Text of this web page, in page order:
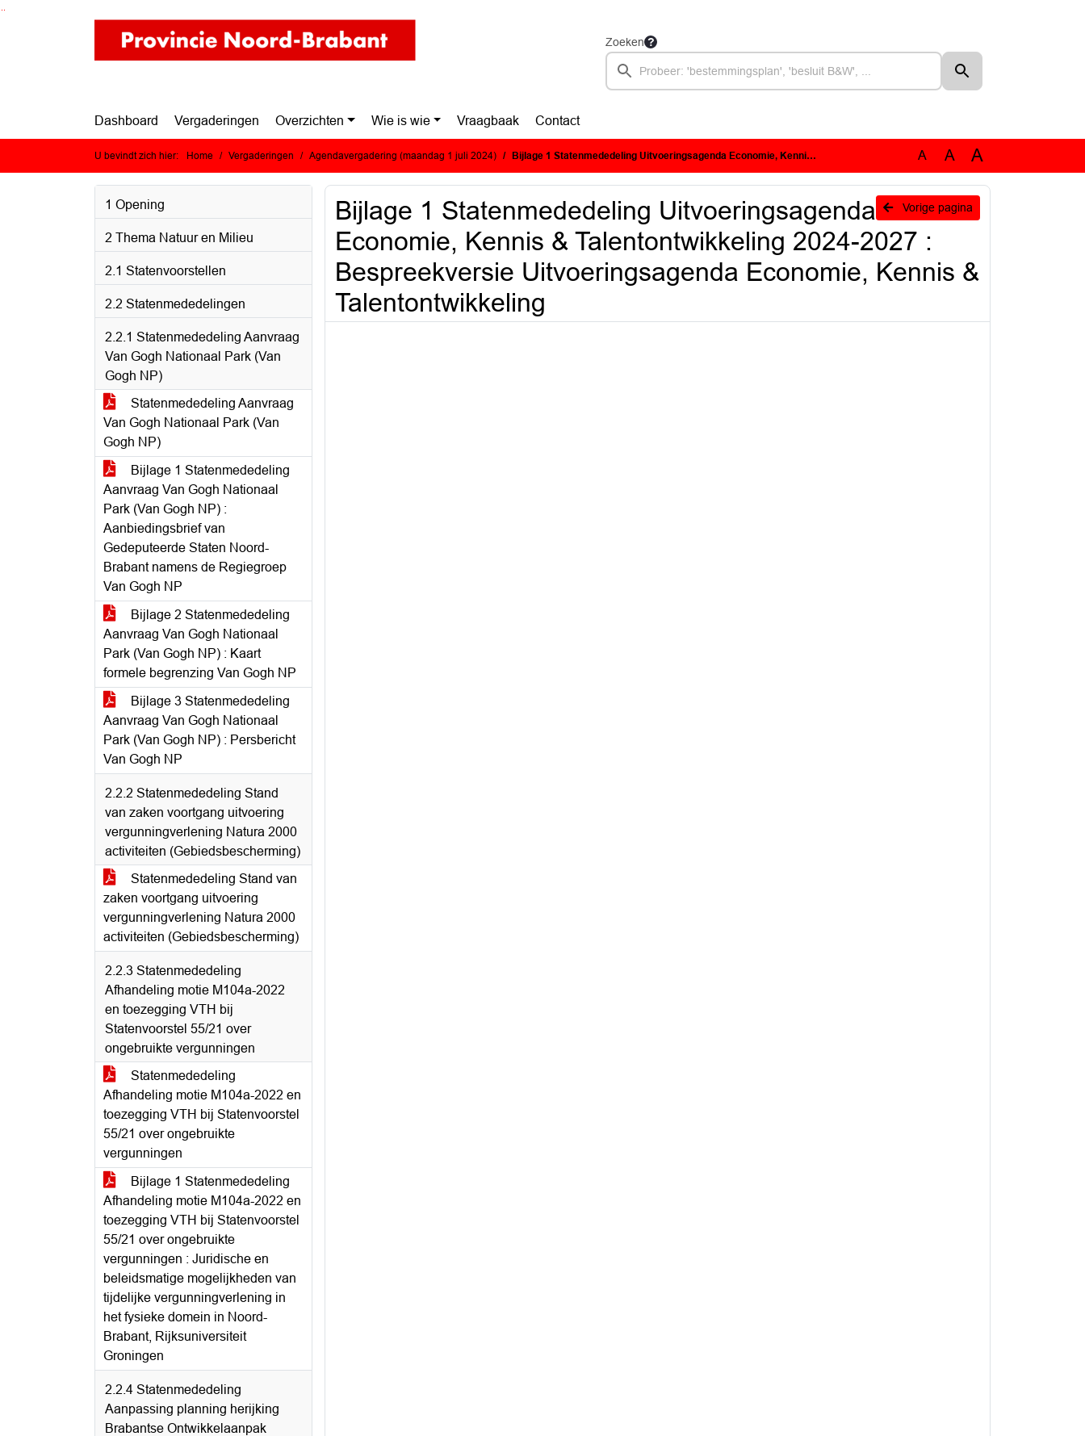
Ga naar de inhoud van deze pagina
Ga naar het zoeken
Ga naar het menu
Zoeken
Dashboard Vergaderingen Overzichten Wie is wie Vraagbaak Contact
U bevindt zich hier: Home Vergaderingen Agendavergadering (maandag 1 juli 2024) Bijlage 1 Statenmededeling Uitvoeringsagenda Economie, Kennis & Talentontwikkeling 2024-2027 : Bespreekversie Uitvoeringsagenda Economie, Kennis & Talentontwikkeling A A A
1 Opening
2 Thema Natuur en Milieu
2.1 Statenvoorstellen
2.2 Statenmededelingen
2.2.1 Statenmededeling Aanvraag
Van Gogh Nationaal Park (Van
Gogh NP)
Statenmededeling Aanvraag
Van Gogh Nationaal Park (Van
Gogh NP)
Bijlage 1 Statenmededeling
Aanvraag Van Gogh Nationaal
Park (Van Gogh NP) :
Aanbiedingsbrief van
Gedeputeerde Staten Noord-
Brabant namens de Regiegroep
Van Gogh NP
Bijlage 2 Statenmededeling
Aanvraag Van Gogh Nationaal
Park (Van Gogh NP) : Kaart
formele begrenzing Van Gogh NP
Bijlage 3 Statenmededeling
Aanvraag Van Gogh Nationaal
Park (Van Gogh NP) : Persbericht
Van Gogh NP
2.2.2 Statenmededeling Stand
van zaken voortgang uitvoering
vergunningverlening Natura 2000
activiteiten (Gebiedsbescherming)
Statenmededeling Stand van
zaken voortgang uitvoering
vergunningverlening Natura 2000
activiteiten (Gebiedsbescherming)
2.2.3 Statenmededeling
Afhandeling motie M104a-2022
en toezegging VTH bij
Statenvoorstel 55/21 over
ongebruikte vergunningen
Statenmededeling
Afhandeling motie M104a-2022 en
toezegging VTH bij Statenvoorstel
55/21 over ongebruikte
vergunningen
Bijlage 1 Statenmededeling
Afhandeling motie M104a-2022 en
toezegging VTH bij Statenvoorstel
55/21 over ongebruikte
vergunningen : Juridische en
beleidsmatige mogelijkheden van
tijdelijke vergunningverlening in
het fysieke domein in Noord-
Brabant, Rijksuniversiteit
Groningen
2.2.4 Statenmededeling
Aanpassing planning herijking
Brabantse Ontwikkelaanpak
Vorige pagina
Bijlage 1 Statenmededeling Uitvoeringsagenda
Economie, Kennis & Talentontwikkeling 2024-2027 :
Bespreekversie Uitvoeringsagenda Economie, Kennis &
Talentontwikkeling